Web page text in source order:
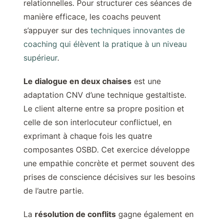
relationnelles. Pour structurer ces séances de
manière efficace, les coachs peuvent
s’appuyer sur des techniques innovantes de
coaching qui élèvent la pratique à un niveau
supérieur.
Le dialogue en deux chaises est une
adaptation CNV d’une technique gestaltiste.
Le client alterne entre sa propre position et
celle de son interlocuteur conflictuel, en
exprimant à chaque fois les quatre
composantes OSBD. Cet exercice développe
une empathie concrète et permet souvent des
prises de conscience décisives sur les besoins
de l’autre partie.
La résolution de conflits gagne également en